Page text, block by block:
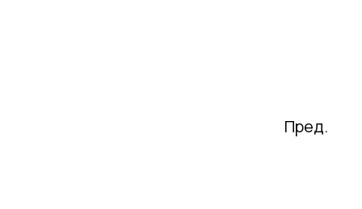
Пред.